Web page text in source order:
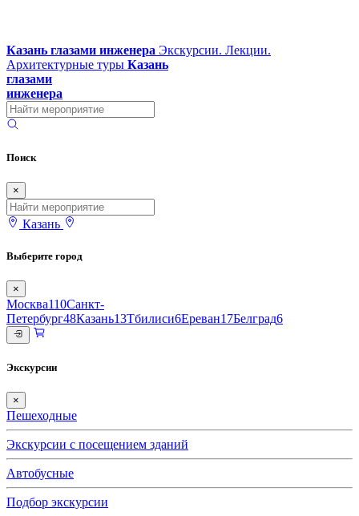
Казань глазами инженера Экскурсии. Лекции.
Архитектурные туры Казань
глазами
инженера
Поиск
×
Казань
Выберите город
×
Москва110Санкт-
Петербург48Казань13Тбилиси6Ереван17Белград6
Экскурсии
×
Пешеходные
Экскурсии с посещением зданий
Автобусные
Подбор экскурсии